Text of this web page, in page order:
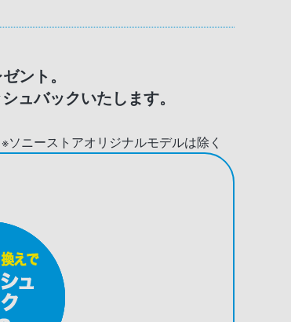
ント。
ュバックいたします。
※ソニーストアオリジナルモデルは除く